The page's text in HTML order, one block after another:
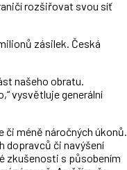
rozšiřovat svou síť
zásilek. Česká
našeho obratu.
vysvětluje generální
či méně náročných úkonů.
dopravců či navýšení
zkušenosti s působením